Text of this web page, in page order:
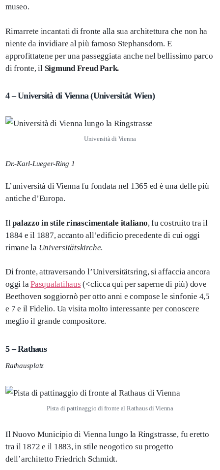
museo.
Rimarrete incantati di fronte alla sua architettura che non ha
niente da invidiare al più famoso Stephansdom. E
approfittatene per una passeggiata anche nel bellissimo parco
di fronte, il Sigmund Freud Park.
4 – Università di Vienna (Universität Wien)
Università di Vienna
Dr.-Karl-Lueger-Ring 1
L’università di Vienna fu fondata nel 1365 ed è una delle più
antiche d’Europa.
Ilpalazzo in stile rinascimentale italiano, fu costruito tra il
1884 e il 1887, accanto all’edificio precedente di cui oggi
rimane la Universitätskirche.
Di fronte, attraversando l’Universitätsring, si affaccia ancora
oggi laPasqualatihaus (<clicca qui per saperne di più) dove
Beethoven soggiornò per otto anni e compose le sinfonie 4,5
e 7 e il Fidelio. Ua visita molto interessante per conoscere
meglio il grande compositore.
5 – Rathaus
Rathausplatz
Pista di pattinaggio di fronte al Rathaus di Vienna
Il Nuovo Municipio di Vienna lungo la Ringstrasse, fu eretto
tra il 1872 e il 1883, in stile neogotico su progetto
dell’architetto Friedrich Schmidt.